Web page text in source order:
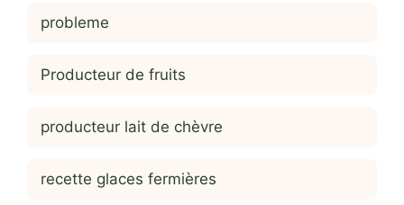
probleme
Producteur de fruits
producteur lait de chèvre
recette glaces fermières